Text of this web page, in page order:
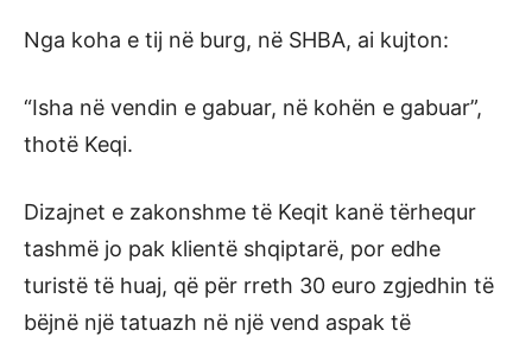
Nga koha e tij në burg, në SHBA, ai kujton:
“Isha në vendin e gabuar, në kohën e gabuar”,
thotë Keqi.
Dizajnet e zakonshme të Keqit kanë tërhequr
tashmë jo pak klientë shqiptarë, por edhe
turistë të huaj, që për rreth 30 euro zgjedhin të
bëjnë një tatuazh në një vend aspak të